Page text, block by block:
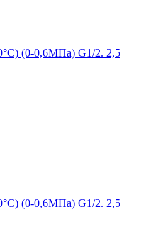
(0-0,6МПа) G1/2. 2,5
(0-0,6МПа) G1/2. 2,5